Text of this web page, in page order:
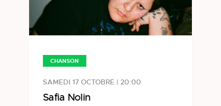
CHANSON
SAMEDI 17 OCTOBRE | 20:00
Safia Nolin